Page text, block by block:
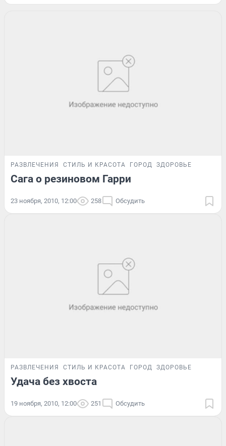
РАЗВЛЕЧЕНИЯ СТИЛЬ И КРАСОТА ГОРОД ЗДОРОВЬЕ
Сага о резиновом Гарри
23 ноября, 2010, 12:00 258 Обсудить
РАЗВЛЕЧЕНИЯ СТИЛЬ И КРАСОТА ГОРОД ЗДОРОВЬЕ
Удача без хвоста
19 ноября, 2010, 12:00 251 Обсудить